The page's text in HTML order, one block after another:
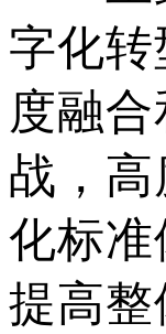
字化
度融
战，
化标
提高